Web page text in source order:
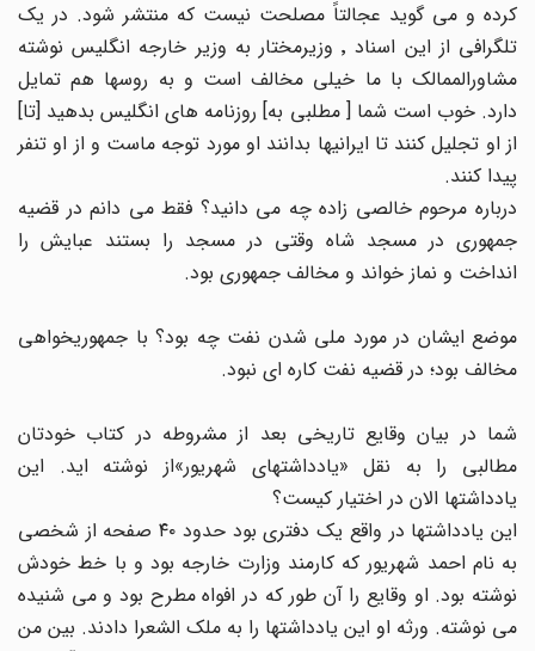
کرده و می گوید عجالتاً مصلحت نیست که منتشر شود. در یک
تلگرافی از این اسناد ٬ وزیرمختار به وزیر خارجه انگلیس نوشته
مشاورالممالک با ما خیلی مخالف است و به روسها هم تمایل
دارد. خوب است شما [ مطلبی به] روزنامه های انگلیس بدهید [تا]
از او تجلیل کنند تا ایرانیها بدانند او مورد توجه ماست و از او تنفر
پیدا کنند.
درباره مرحوم خالصی زاده چه می دانید؟ فقط می دانم در قضیه
جمهوری در مسجد شاه وقتی در مسجد را بستند عبایش را
انداخت و نماز خواند و مخالف جمهوری بود.
موضع ایشان در مورد ملی شدن نفت چه بود؟ با جمهوریخواهی
مخالف بود؛ در قضیه نفت کاره ای نبود.
شما در بیان وقایع تاریخی بعد از مشروطه در کتاب خودتان
مطالبی را به نقل «یادداشتهای شهریور»از نوشته اید. این
یادداشتها الان در اختیار کیست؟
این یادداشتها در واقع یک دفتری بود حدود ٤٠ صفحه از شخصی
به نام احمد شهریور که کارمند وزارت خارجه بود و با خط خودش
نوشته بود. او وقایع را آن طور که در افواه مطرح بود و می شنیده
می نوشته. ورثه او این یادداشتها را به ملک الشعرا دادند. بین من